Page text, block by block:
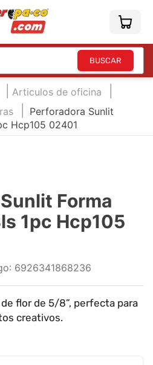
Articulos de oficina
Perforadora Sunlit
Hcp105 02401
Forma
1pc Hcp105
: 6926341868236
flor de 5/8”, perfecta para
creativos.